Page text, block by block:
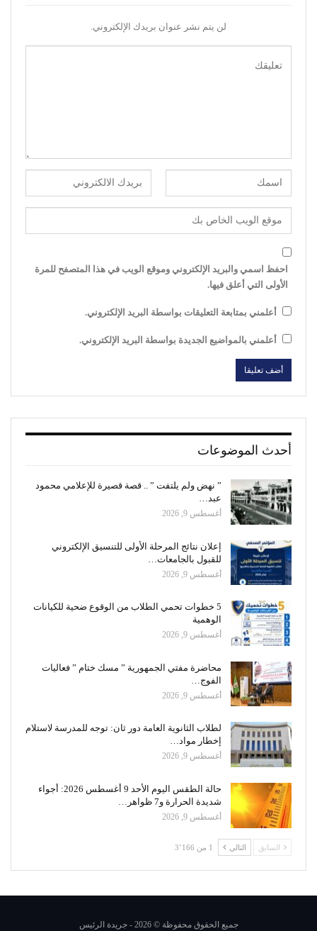
لن يتم نشر عنوان بريدك الإلكتروني.
احفظ اسمي والبريد الإلكتروني وموقع الويب في هذا المتصفح للمرة
الأولى التي أعلق فيها.
أعلمني بمتابعة التعليقات بواسطة البريد الإلكتروني.
أعلمني بالمواضيع الجديدة بواسطة البريد الإلكتروني.
أحدث الموضوعات
” نهض ولم يلتفت ” .. قصة قصيرة للإعلامي محمود
عبد…
أغسطس 9, 2026
إعلان نتائج المرحلة الأولى للتنسيق الإلكتروني
للقبول بالجامعات…
أغسطس 9, 2026
5 خطوات تحمي الطلاب من الوقوع ضحية للكيانات
الوهمية
أغسطس 9, 2026
محاضرة مفتي الجمهورية ” مسك ختام ” فعاليات
الفوج…
أغسطس 9, 2026
لطلاب الثانوية العامة دور ثان: توجه للمدرسة لاستلام
إخطار مواد…
أغسطس 9, 2026
حالة الطقس اليوم الأحد 9 أغسطس 2026: أجواء
شديدة الحرارة و7 ظواهر…
أغسطس 9, 2026
السابق التالي 1 من 3٬166
جميع الحقوق محفوظة © 2026 - جريدة الرئيس